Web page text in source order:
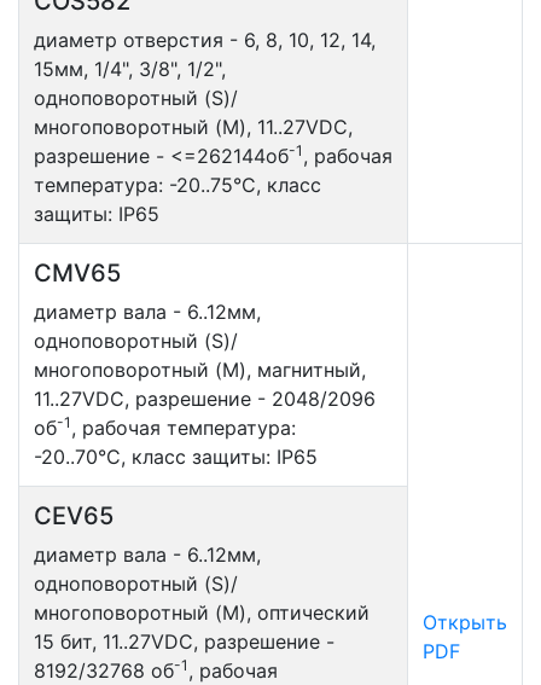
диаметр отверстия - 6, 8, 10, 12, 14,
15мм, 1/4", 3/8", 1/2",
одноповоротный (S)/
многоповоротный (M), 11..27VDC,
разрешение - <=262144об-1 , рабочая
температура: -20..75°С, класс
защиты: IP65
CMV65
диаметр вала - 6..12мм,
одноповоротный (S)/
многоповоротный (M), магнитный,
11..27VDC, разрешение - 2048/2096
об-1 , рабочая температура:
-20..70°С, класс защиты: IP65
Открыть
PDF
CEV65
диаметр вала - 6..12мм,
одноповоротный (S)/
многоповоротный (M), оптический
15 бит, 11..27VDC, разрешение -
8192/32768 об-1 , рабочая